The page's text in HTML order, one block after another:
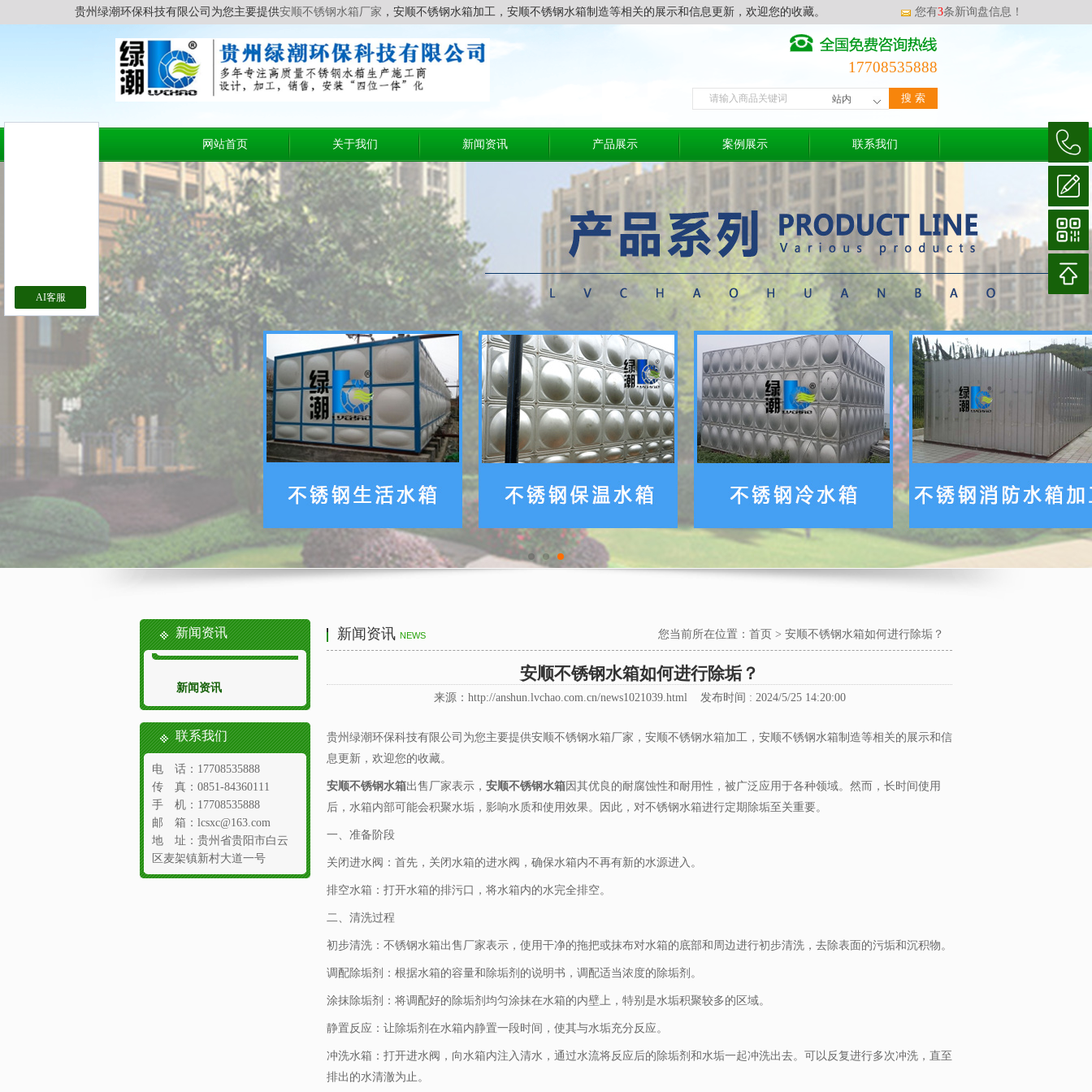
贵州绿潮环保科技有限公司为您主要提供安顺不锈钢水箱厂家 ，安顺不锈钢水箱加工，安顺不锈钢水箱制造等相关的展示和信息更新，欢迎您的收藏。 您有3条新询盘信息！
17708535888
网站首页 关于我们 新闻资讯 产品展示 案例展示 联系我们
新闻资讯
新闻资讯
联系我们
电 话：17708535888
传 真：0851-84360111
手 机：17708535888
邮 箱：lcsxc@163.com
地 址：贵州省贵阳市白云
区麦架镇新村大道一号
新闻资讯 NEWS 您当前所在位置： 首页 > 安顺不锈钢水箱如何进行除垢？
安顺不锈钢水箱如何进行除垢？
来源：http://anshun.lvchao.com.cn/news1021039.html 发布时间 : 2024/5/25 14:20:00
贵州绿潮环保科技有限公司为您主要提供安顺不锈钢水箱厂家 ，安顺不锈钢水箱加工，安顺不锈钢水箱制造等相关的展示和信
息更新，欢迎您的收藏。
安顺不锈钢水箱出售厂家表示， 安顺不锈钢水箱因其优良的耐腐蚀性和耐用性，被广泛应用于各种领域。然而，长时间使用
后，水箱内部可能会积聚水垢，影响水质和使用效果。因此，对不锈钢水箱进行定期除垢至关重要。
一、准备阶段
关闭进水阀：首先，关闭水箱的进水阀，确保水箱内不再有新的水源进入。
排空水箱：打开水箱的排污口，将水箱内的水完全排空。
二、清洗过程
初步清洗：不锈钢水箱出售厂家表示，使用干净的拖把或抹布对水箱的底部和周边进行初步清洗，去除表面的污垢和沉积物。
调配除垢剂：根据水箱的容量和除垢剂的说明书，调配适当浓度的除垢剂。
涂抹除垢剂：将调配好的除垢剂均匀涂抹在水箱的内壁上，特别是水垢积聚较多的区域。
静置反应：让除垢剂在水箱内静置一段时间，使其与水垢充分反应。
冲洗水箱：打开进水阀，向水箱内注入清水，通过水流将反应后的除垢剂和水垢一起冲洗出去。可以反复进行多次冲洗，直至
排出的水清澈为止。
AI客服